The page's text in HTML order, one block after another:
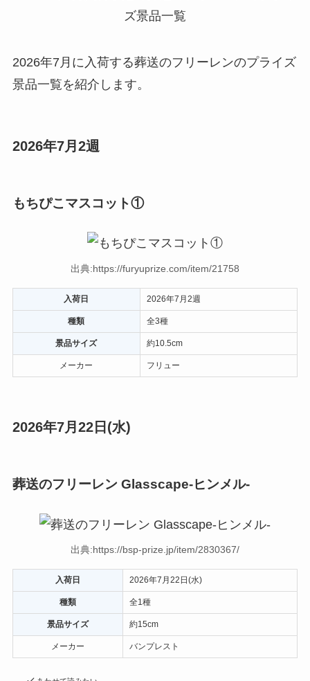
2026年7月に入荷する葬送のフリーレンのプライズ
景品一覧を紹介します。
2026年7月2週
もちぴこマスコット①
出典:https://furyuprize.com/item/21758
入荷日 2026年7月2週
種類 全3種
景品サイズ 約10.5cm
メーカー フリュー
2026年7月22日(水)
葬送のフリーレン Glasscape-ヒンメル-
出典:https://bsp-prize.jp/item/2830367/
入荷日 2026年7月22日(水)
種類 全1種
景品サイズ 約15cm
メーカー バンプレスト